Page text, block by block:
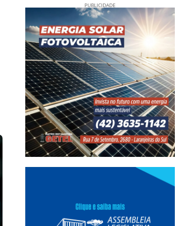
PUBLICIDADE